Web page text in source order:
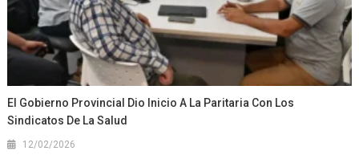
El Gobierno Provincial Dio Inicio A La Paritaria Con Los
Sindicatos De La Salud
12/02/2026